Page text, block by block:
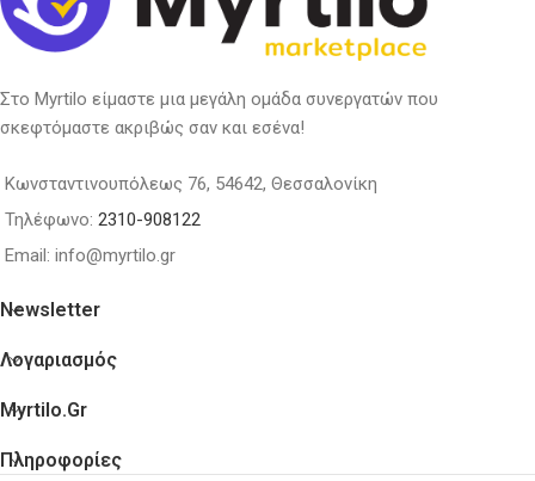
Στο Myrtilo είμαστε μια μεγάλη ομάδα συνεργατών που
σκεφτόμαστε ακριβώς σαν και εσένα!
Κωνσταντινουπόλεως 76, 54642, Θεσσαλονίκη
Τηλέφωνο: 2310-908122
Email: info@myrtilo.gr
Newsletter
Λογαριασμός
Myrtilo.gr
Πληροφορίες